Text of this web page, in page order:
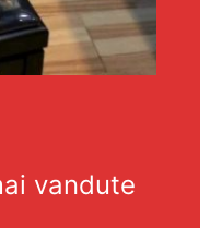
vandute